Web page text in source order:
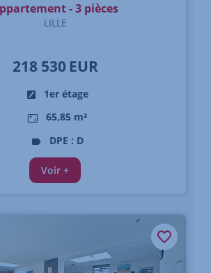
- 3 pièces
LILLE
218 530 EUR
1er étage
65,85 m²
DPE : D
Voir +